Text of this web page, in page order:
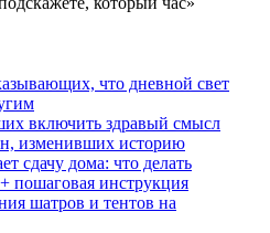
что дневной свет
включить здравый смысл
изменивших историю
сдачу дома: что делать
пошаговая инструкция
шатров и тентов на